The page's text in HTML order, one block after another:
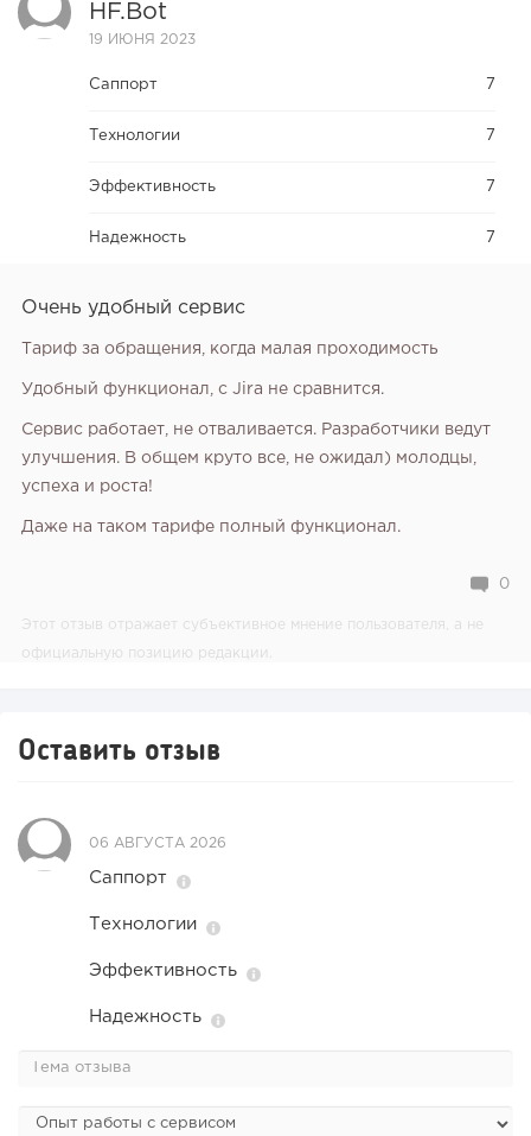
HF.bot
19 ИЮНЯ 2023
Саппорт 7
Технологии 7
Эффективность 7
Надежность 7
Очень удобный сервис
Тариф за обращения, когда малая проходимость
Удобный функционал, с Jira не сравнится.
Сервис работает, не отваливается. Разработчики ведут
улучшения. В общем круто все, не ожидал) молодцы,
успеха и роста!
Даже на таком тарифе полный функционал.
0
Этот отзыв отражает субъективное мнение пользователя, а не
официальную позицию редакции.
Оставить отзыв
06 АВГУСТА 2026
Саппорт
Технологии
Эффективность
Надежность